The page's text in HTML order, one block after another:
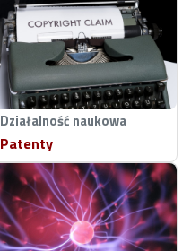
Działalność naukowa
Patenty